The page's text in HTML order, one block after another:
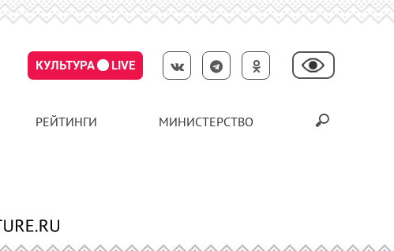
КУЛЬТУРА LIVE
РЕЙТИНГИ МИНИСТЕРСТВО